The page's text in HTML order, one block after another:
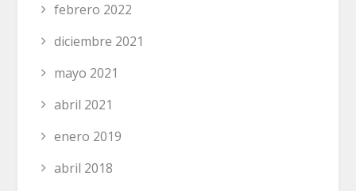
febrero 2022
diciembre 2021
mayo 2021
abril 2021
enero 2019
abril 2018